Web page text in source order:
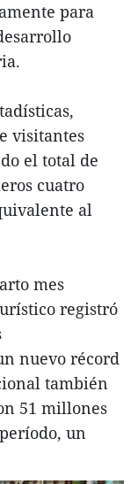
para
visitantes
el total de
cuatro
al
mes
registró
nuevo récord
también
51 millones
un